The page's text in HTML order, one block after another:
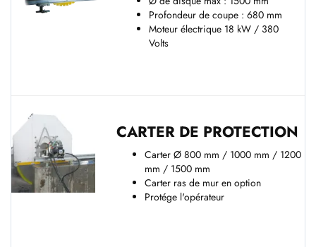
Profondeur de coupe : 680 mm
Moteur électrique 18 kW / 380
Volts
CARTER DE PROTECTION
Carter Ø 800 mm / 1000 mm / 1200
mm / 1500 mm
Carter ras de mur en option
Protége l'opérateur